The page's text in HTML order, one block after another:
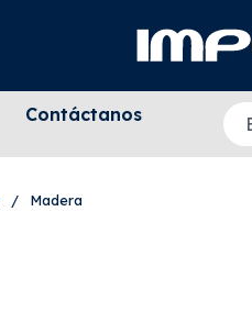
Contáctanos
/ Madera